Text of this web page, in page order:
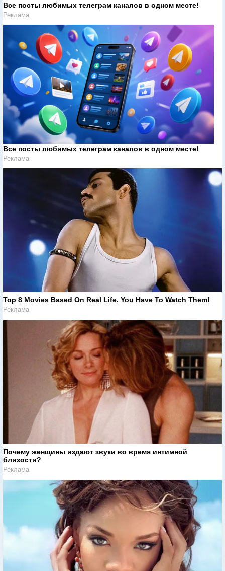
Все посты любимых телеграм каналов в одном месте!
Реклама
Все посты любимых телеграм каналов в одном месте!
Реклама
Top 8 Movies Based On Real Life. You Have To Watch Them!
Реклама
Почему женщины издают звуки во время интимной
близости?
Реклама